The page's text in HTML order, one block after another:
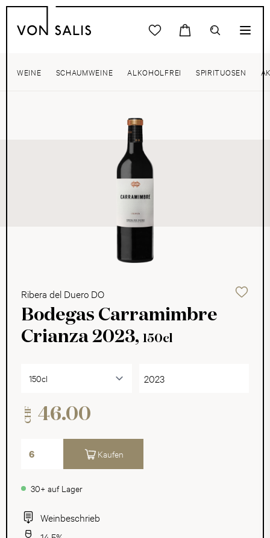
WEINE SCHAUMWEINE ALKOHOLFREI SPIRITUOSEN
Ribera del Duero DO
Bodegas Carramimbre
Crianza 2023, 150cl
Weinbeschrieb
2023
30+ auf Lager
CHF 46.00
Kaufen